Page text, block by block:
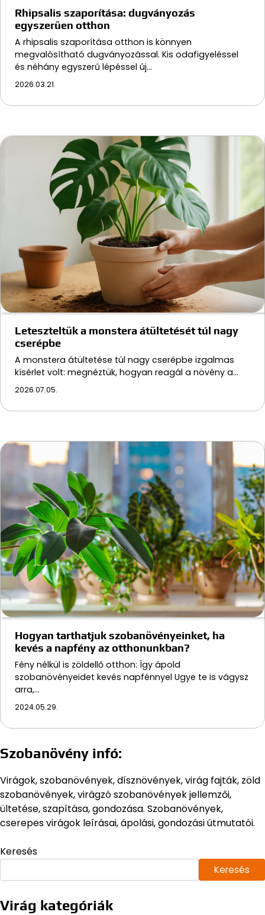
Rhipsalis szaporítása: dugványozás
egyszerűen otthon
A rhipsalis szaporítása otthon is könnyen
megvalósítható dugványozással. Kis odafigyeléssel
és néhány egyszerű lépéssel új…
2026.03.21.
Leteszteltük a monstera átültetését túl nagy
cserépbe
A monstera átültetése túl nagy cserépbe izgalmas
kísérlet volt: megnéztük, hogyan reagál a növény a…
2026.07.05.
Hogyan tarthatjuk szobanövényeinket, ha
kevés a napfény az otthonunkban?
Fény nélkül is zöldellő otthon: Így ápold
szobanövényeidet kevés napfénnyel Ugye te is vágysz
arra,…
2024.05.29.
Szobanövény infó:
Virágok, szobanövények, dísznövények, virág fajták, zöld
szobanövények, virágzó szobanövények jellemzői,
ültetése, szapítása, gondozása. Szobanövények,
cserepes virágok leírásai, ápolási, gondozási útmutatói.
Keresés
Keresés
Virág kategóriák